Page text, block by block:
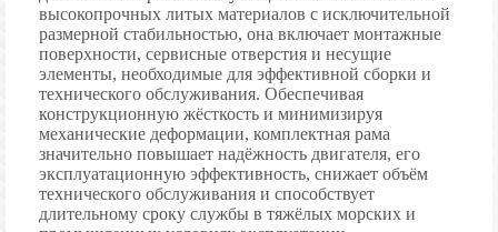
высокопрочных литых материалов с исключительной
размерной стабильностью, она включает монтажные
поверхности, сервисные отверстия и несущие
элементы, необходимые для эффективной сборки и
технического обслуживания. Обеспечивая
конструкционную жёсткость и минимизируя
механические деформации, комплектная рама
значительно повышает надёжность двигателя, его
эксплуатационную эффективность, снижает объём
технического обслуживания и способствует
длительному сроку службы в тяжёлых морских и